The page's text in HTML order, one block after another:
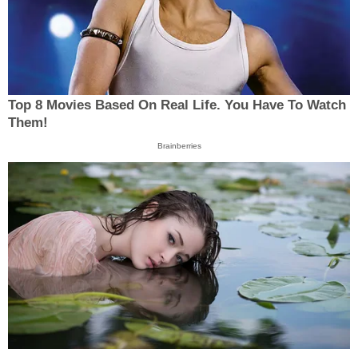
Top 8 Movies Based On Real Life. You Have To Watch
Them!
Brainberries